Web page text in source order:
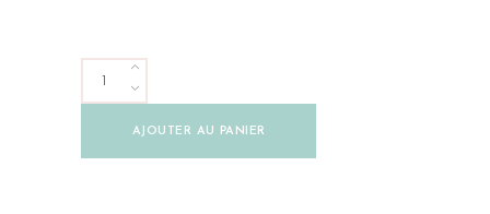
Stickers
carnet
AJOUTER AU PANIER